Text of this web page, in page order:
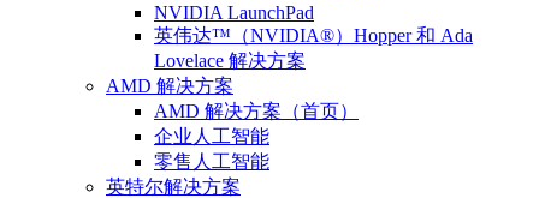
NVIDIA LaunchPad
英伟达™（NVIDIA®）Hopper 和 Ada
Lovelace 解决方案
AMD 解决方案
AMD 解决方案（首页）
企业人工智能
零售人工智能
英特尔解决方案